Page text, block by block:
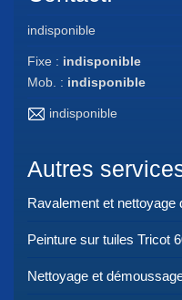
indisponible
Fixe : indisponible
Mob. : indisponible
indisponible
Autres
Ravalement et nettoyage
Peinture sur tuiles Tricot
Nettoyage et